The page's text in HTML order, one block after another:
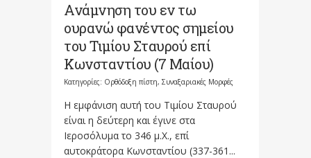
Ανάμνηση του εν τω
ουρανώ φανέντος σημείου
του Τιμίου Σταυρού επί
Κωνσταντίου (7 Μαίου)
Κατηγορίες: Ορθόδοξη πίστη, Συναξαριακές Μορφές
Η εμφάνιση αυτή του Τιμίου Σταυρού
είναι η δεύτερη και έγινε στα
Ιεροσόλυμα το 346 μ.Χ., επί
αυτοκράτορα Κωνσταντίου (337-361...